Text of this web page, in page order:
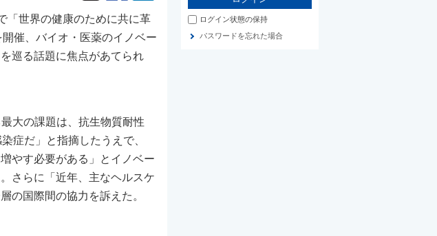
「世界の健康のために共に革
開催、バイオ・医薬のイノベー
巡る話題に焦点があてられ
大の課題は、抗生物質耐性
症だ」と指摘したうえで、
やす必要がある」とイノベー
さらに「近年、主なヘルスケ
の国際間の協力を訴えた。
ログイン状態の保持
パスワードを忘れた場合